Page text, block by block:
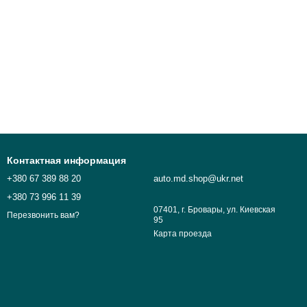
Контактная информация
+380 67 389 88 20
+380 73 996 11 39
Перезвонить вам?
auto.md.shop@ukr.net
07401, г. Бровары, ул. Киевская
95
Карта проезда